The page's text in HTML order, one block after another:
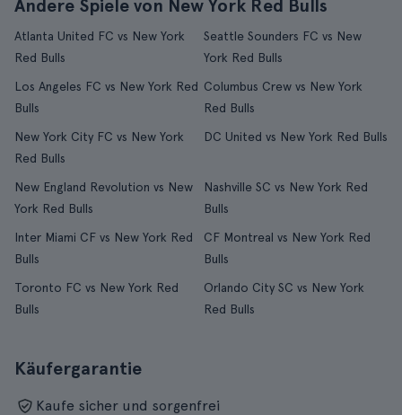
Andere Spiele von New York Red Bulls
Atlanta United FC vs New York
Red Bulls
Seattle Sounders FC vs New
York Red Bulls
Los Angeles FC vs New York Red
Bulls
Columbus Crew vs New York
Red Bulls
New York City FC vs New York
Red Bulls
DC United vs New York Red Bulls
New England Revolution vs New
York Red Bulls
Nashville SC vs New York Red
Bulls
Inter Miami CF vs New York Red
Bulls
CF Montreal vs New York Red
Bulls
Toronto FC vs New York Red
Bulls
Orlando City SC vs New York
Red Bulls
Käufergarantie
Kaufe sicher und sorgenfrei